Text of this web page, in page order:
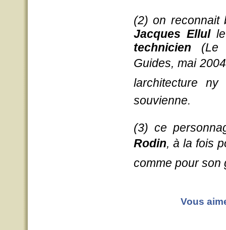
(2) on reconnait
Jacques Ellulle
technicien (Le
Guides, mai
larchitecture
souvienne.
(3) ce
Rodin, à la fois
comme pour son
Vous